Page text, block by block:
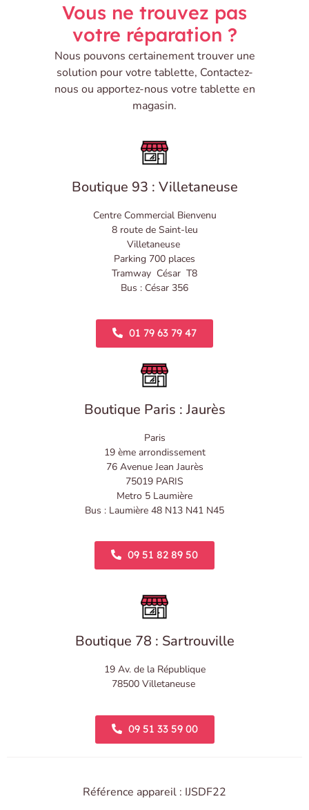
Vous ne trouvez pas
votre réparation ?
Nous pouvons certainement trouver une
solution pour votre tablette, Contactez-
nous ou apportez-nous votre tablette en
magasin.
Boutique 93 : Villetaneuse
Centre Commercial Bienvenu
8 route de Saint-leu
Villetaneuse
Parking 700 places
Tramway César T8
Bus : César 356
01 79 63 79 47
Boutique Paris : Jaurès
Paris
19 ème arrondissement
76 Avenue Jean Jaurès
75019 PARIS
Metro 5 Laumière
Bus : Laumière 48 N13 N41 N45
09 51 82 89 50
Boutique 78 : Sartrouville
19 Av. de la République
78500 Villetaneuse
09 51 33 59 00
Référence appareil : IJSDF22